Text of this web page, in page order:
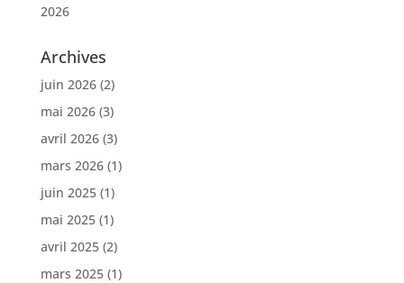
2026
Archives
juin 2026(2)
mai 2026(3)
avril 2026(3)
mars 2026(1)
juin 2025(1)
mai 2025(1)
avril 2025(2)
mars 2025(1)